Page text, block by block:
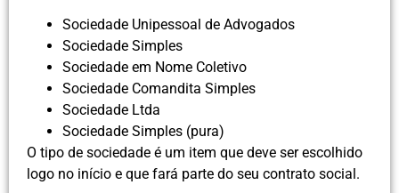
Sociedade Unipessoal de Advogados
Sociedade Simples
Sociedade em Nome Coletivo
Sociedade Comandita Simples
Sociedade Ltda
Sociedade Simples (pura)
O tipo de sociedade é um item que deve ser escolhido
logo no início e que fará parte do seu contrato social.